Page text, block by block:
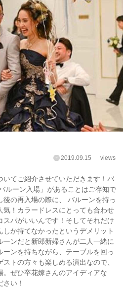
2019.09.15 views
てご紹介させていただきます！バ
ルーン入場」があることはご存知で
後の再入場の際に、 バルーンを持っ
気！カラードレスにとっても合わせ
パがいいんです！そしてそれだけ
か持てなかったというデメリット
ンだと新郎新婦さんが二人一緒に
ンを持ちながら、テーブルを回っ
トの方々も楽しめる演出なので、
ぜひ卒花嫁さんのアイディアな
い！